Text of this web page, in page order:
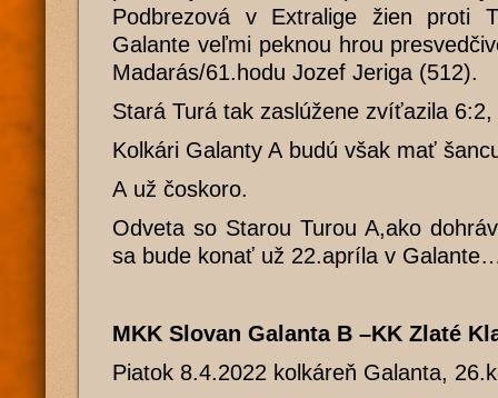
Podbrezová v Extralige žien proti
Galante veľmi peknou hrou
Madarás/61.hodu Jozef Jeriga (512).
Stará Turá tak zaslúžene zvíťazila
Kolkári Galanty A budú však mať
A už čoskoro.
Odveta so Starou Turou A,ako
sa bude konať už 22.apríla v
MKK Slovan Galanta B –KK Zlaté
Piatok 8.4.2022 kolkáreň Galanta,